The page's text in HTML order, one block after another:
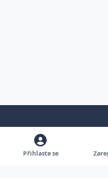
Světlá verzeTmavá verzePředvolba
Přihlaste se